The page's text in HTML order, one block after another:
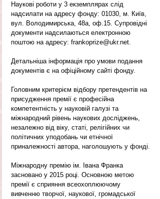
Наукові роботи у 3 екземплярах слід
надсилати на адресу фонду: 01030, м. Київ,
вул. Володимирська, 48а, оф.15. Супровідні
документи надсилаються електронною
поштою на адресу: frankoprize@ukr.net.
Детальніша інформація про умови подання
документів є на офіційному сайті фонду.
Головним критерієм відбору претендентів на
присудження премії є професійна
компетентність у науковій галузі та
міжнародний рівень наукових досліджень,
незалежно від віку, статі, релігійних чи
політичних уподобань чи етнічної
приналежності автора, наголошують у фонді.
Міжнародну премію ім. Івана Франка
засновано у 2015 році. Основною метою
премії є сприяння всеохоплюючому
вивченню творчої, наукової, громадської